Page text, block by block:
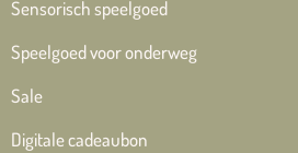
Sensorisch speelgoed
Speelgoed voor onderweg
Sale
Digitale cadeaubon